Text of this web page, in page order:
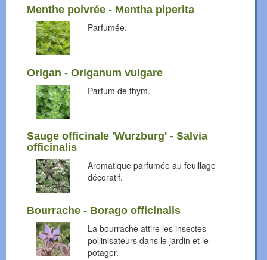
Menthe poivrée - Mentha piperita
Parfumée.
Origan - Origanum vulgare
Parfum de thym.
Sauge officinale 'Wurzburg' - Salvia
officinalis
Aromatique parfumée au feuillage
décoratif.
Bourrache - Borago officinalis
La bourrache attire les insectes
pollinisateurs dans le jardin et le
potager.